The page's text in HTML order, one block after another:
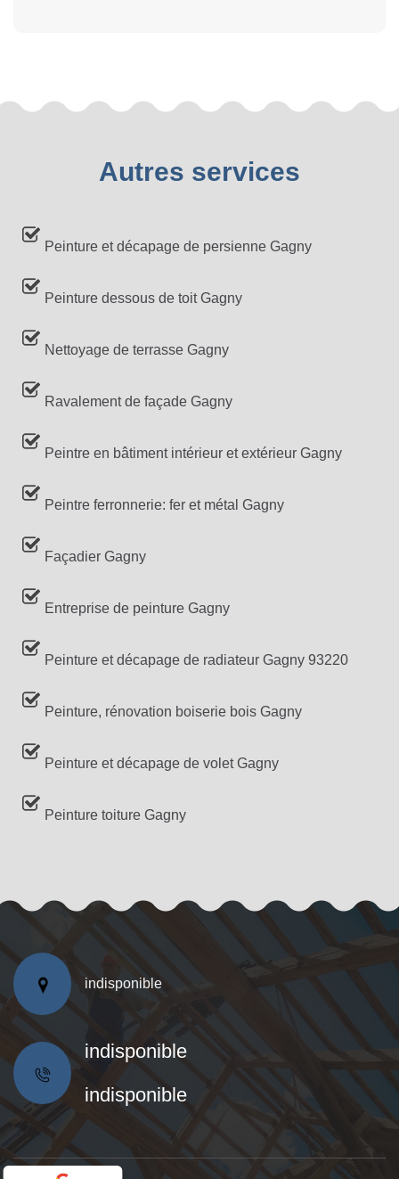
Autres services
Peinture et décapage de persienne Gagny
Peinture dessous de toit Gagny
Nettoyage de terrasse Gagny
Ravalement de façade Gagny
Peintre en bâtiment intérieur et extérieur Gagny
Peintre ferronnerie: fer et métal Gagny
Façadier Gagny
Entreprise de peinture Gagny
Peinture et décapage de radiateur Gagny 93220
Peinture, rénovation boiserie bois Gagny
Peinture et décapage de volet Gagny
Peinture toiture Gagny
indisponible
indisponible
indisponible